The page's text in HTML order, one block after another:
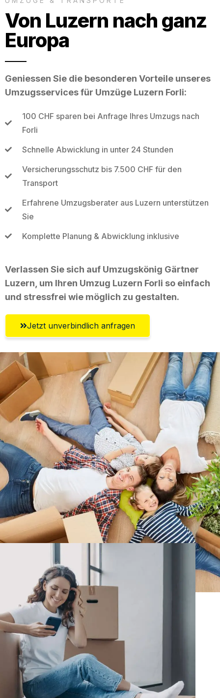
Von Luzern nach ganz
Europa
Geniessen Sie die besonderen Vorteile unseres
Umzugsservices für Umzüge Luzern Forli:
100 CHF sparen bei Anfrage Ihres Umzugs nach
Forli
Schnelle Abwicklung in unter 24 Stunden
Versicherungsschutz bis 7.500 CHF für den
Transport
Erfahrene Umzugsberater aus Luzern unterstützen
Sie
Komplette Planung & Abwicklung inklusive
Verlassen Sie sich auf Umzugskönig Gärtner
Luzern, um Ihren Umzug Luzern Forli so einfach
und stressfrei wie möglich zu gestalten.
Jetzt unverbindlich anfragen